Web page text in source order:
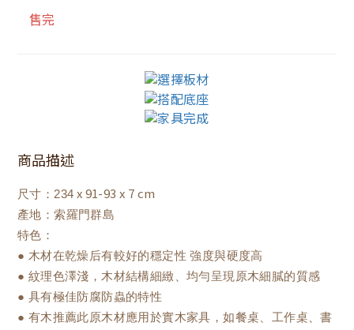
售完
商品描述
尺寸：234 x 91-93 x 7 cm
產地：索羅門群島
特色：
● 木材在乾燥后有較好的穩定性 強度與硬度高
● 紋理色澤淺，木材結構細緻、均勻呈現原木細膩的質感
● 具有極佳防腐防蟲的特性
● 有木推薦此原木材應用於實木家具，如餐桌、工作桌、書